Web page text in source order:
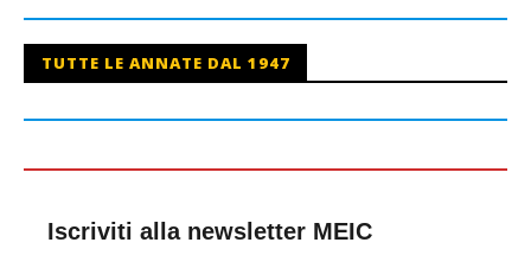
TUTTE LE ANNATE DAL 1947
Iscriviti alla newsletter MEIC